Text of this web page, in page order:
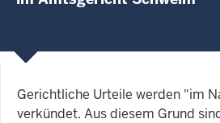
Gerichtliche Urteile werden "im
verkündet. Aus diesem Grund